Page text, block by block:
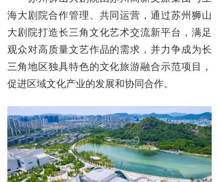
海大剧院合作管理、共同运营，通过苏州狮山
大剧院打造长三角文化艺术交流新平台，满足
观众对高质量文艺作品的需求，并力争成为长
三角地区独具特色的文化旅游融合示范项目，
促进区域文化产业的发展和协同合作。